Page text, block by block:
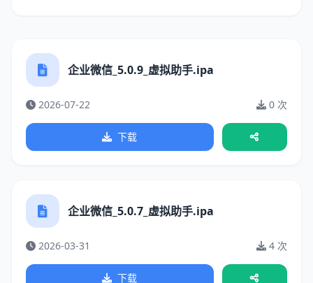
企业微信_5.0.9_虚拟助手.ipa
2026-07-22 0 次
下载
企业微信_5.0.7_虚拟助手.ipa
2026-03-31 4 次
下载